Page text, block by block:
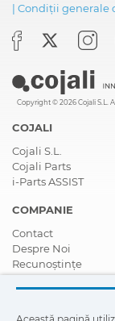
| Condiții generale
Copyright © 2026 Cojali S.L.
COJALI
Cojali S.L.
Cojali Parts
i-Parts ASSIST
COMPANIE
Contact
Despre Noi
Recunoștințe
Certificări
Responsabilitate